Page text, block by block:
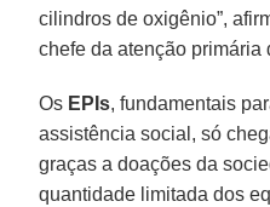
cilindros de oxigênio”,
chefe da atenção primária
Os EPIs, fundamentais
assistência social, só
graças a doações da
quantidade limitada dos